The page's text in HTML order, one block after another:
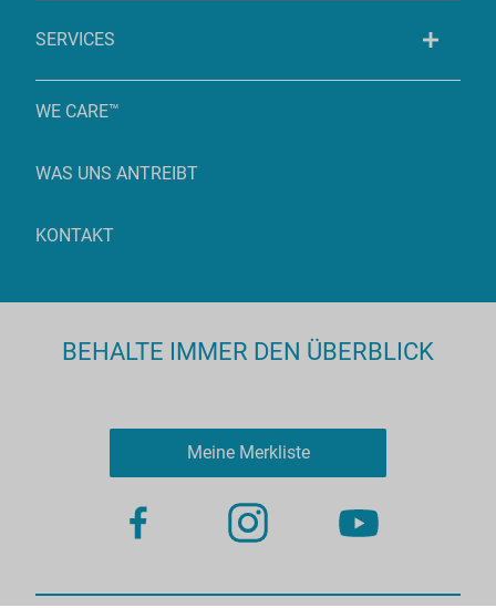
SERVICES
WE CARE™
WAS UNS ANTREIBT
KONTAKT
BEHALTE IMMER DEN ÜBERBLICK
Meine Merkliste